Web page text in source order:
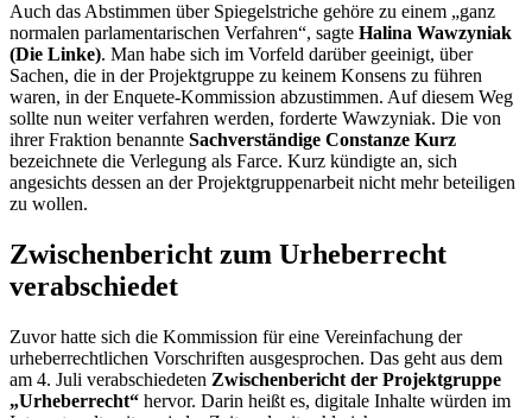
Auch das Abstimmen über Spiegelstriche gehöre zu einem „ganz
normalen parlamentarischen Verfahren“, sagte Halina Wawzyniak
(Die Linke). Man habe sich im Vorfeld darüber geeinigt, über
Sachen, die in der Projektgruppe zu keinem Konsens zu führen
waren, in derEnquete-Kommission abzustimmen. Auf diesem Weg
sollte nun weiter verfahren werden, forderte Wawzyniak. Die von
ihrer Fraktion benannte Sachverständige Constanze Kurz
bezeichnete die Verlegung als Farce. Kurz kündigte an, sich
angesichts dessen an der Projektgruppenarbeit nicht mehr beteiligen
zu wollen.
Zwischenbericht zum Urheberrecht
verabschiedet
Zuvor hatte sich die Kommission für eine Vereinfachung der
urheberrechtlichen Vorschriften ausgesprochen. Das geht aus dem
am 4. Juli verabschiedeten Zwischenbericht der Projektgruppe
„Urheberrecht“ hervor. Darin heißt es, digitale Inhalte würden im